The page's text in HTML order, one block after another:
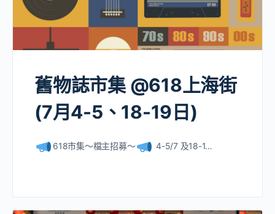
舊物誌市集 @618上海街
(7月4-5、18-19日)
618市集～檔主招募～ 4-5/7 及18-1…